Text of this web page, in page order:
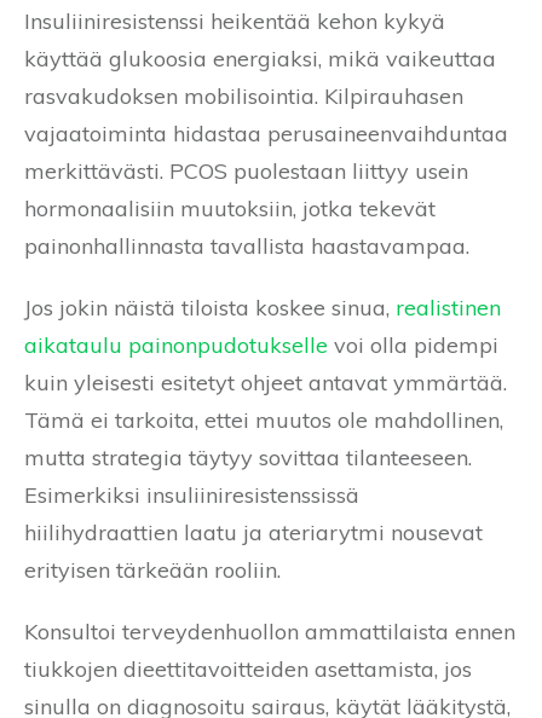
Insuliiniresistenssi heikentää kehon kykyä
käyttää glukoosia energiaksi, mikä vaikeuttaa
rasvakudoksen mobilisointia. Kilpirauhasen
vajaatoiminta hidastaa perusaineenvaihduntaa
merkittävästi. PCOS puolestaan liittyy usein
hormonaalisiin muutoksiin, jotka tekevät
painonhallinnasta tavallista haastavampaa.
Jos jokin näistä tiloista koskee sinua, realistinen
aikataulu painonpudotukselle voi olla pidempi
kuin yleisesti esitetyt ohjeet antavat ymmärtää.
Tämä ei tarkoita, ettei muutos ole mahdollinen,
mutta strategia täytyy sovittaa tilanteeseen.
Esimerkiksi insuliiniresistenssissä
hiilihydraattien laatu ja ateriarytmi nousevat
erityisen tärkeään rooliin.
Konsultoi terveydenhuollon ammattilaista ennen
tiukkojen dieettitavoitteiden asettamista, jos
sinulla on diagnosoitu sairaus, käytät lääkitystä,